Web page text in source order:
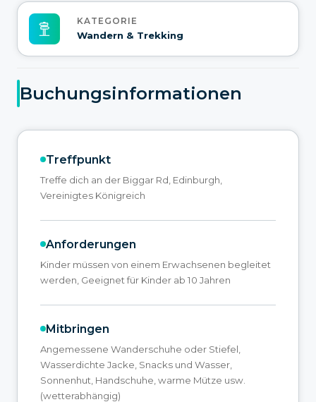
KATEGORIE
Wandern & Trekking
Buchungsinformationen
Treffpunkt
Treffe dich an der Biggar Rd, Edinburgh,
Vereinigtes Königreich
Anforderungen
Kinder müssen von einem Erwachsenen begleitet
werden, Geeignet für Kinder ab 10 Jahren
Mitbringen
Angemessene Wanderschuhe oder Stiefel,
Wasserdichte Jacke, Snacks und Wasser,
Sonnenhut, Handschuhe, warme Mütze usw.
(wetterabhängig)